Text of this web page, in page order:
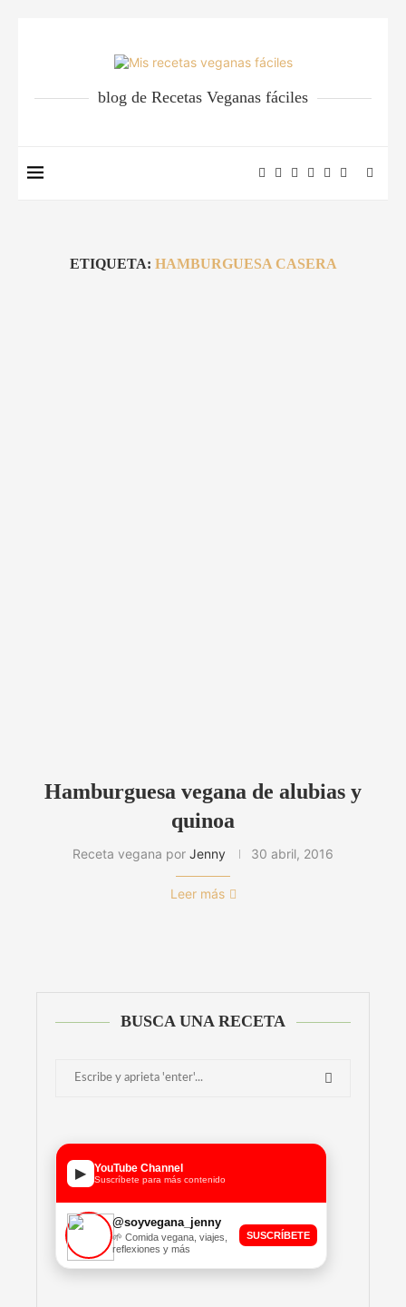
blog de Recetas Veganas fáciles
ETIQUETA: HAMBURGUESA CASERA
Hamburguesa vegana de alubias y
quinoa
Receta vegana por Jenny 30 abril, 2016
Leer más
BUSCA UNA RECETA
▶ YouTube Channel
Suscríbete para más contenido
@soyvegana_jenny
🌱 Comida vegana, viajes,
reflexiones y más
SUSCRÍBETE